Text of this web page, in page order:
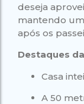
Ilha
Rio
Ilha
deseja
mantendo
após os
Destaques
Casa
A 50